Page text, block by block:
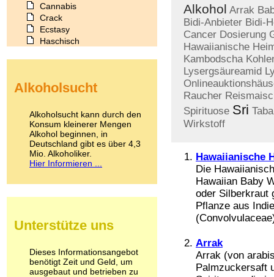
Alkohol Arrak
Bidi-Anbieter Bidi-
Cancer Dosierung
Hawaiianische
Kambodscha
Lysergsäureamid
Raucher
Spirituose Sri
Wirkstoff
Hawaiianische
Die
Hawaiian Baby
oder Silberkraut
Pflanze aus
Arrak
Arrak (von
Palmzuckersaft
Cannabis
Crack
Ecstasy
Haschisch
Kokain
LSD
Marihuana
Medikamente
Meskalin
Metamphetamin
Methadon
Pilze
Psychopharmaka
Schlafmittel
Schmerzmittel
Alkoholsucht
Alkoholsucht kann durch den
Konsum kleinerer Mengen
Alkohol beginnen, in
Deutschland gibt es über 4,3
Mio. Alkoholiker.
Hier Informieren ...
Unterstütze uns
Dieses Informationsangebot
benötigt Zeit und Geld, um
ausgebaut und betrieben zu